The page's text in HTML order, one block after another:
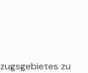
zu